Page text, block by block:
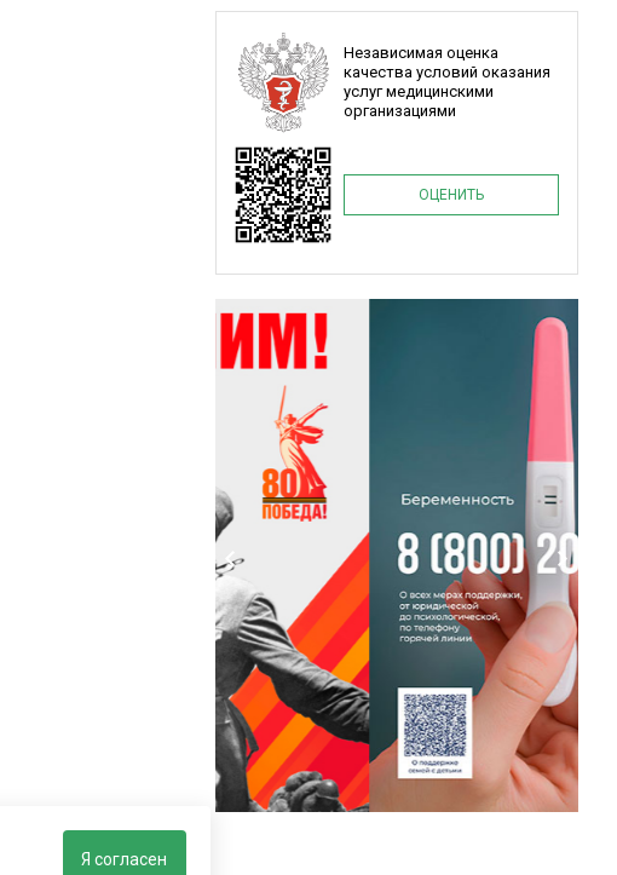
Независимая оценка
качества условий оказания
услуг медицинскими
организациями
ОЦЕНИТЬ
Я согласен